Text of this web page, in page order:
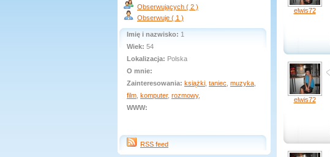
Obserwujących ( 2 )
Obserwuje ( 1 )
Imię i nazwisko: 1
Wiek: 54
Lokalizacja: Polska
O mnie:
Zainteresowania: książki taniec muzyka
film komputer, rozmowy,
WWW:
RSS feed
elwis72
elwis72